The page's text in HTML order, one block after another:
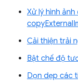
Xử lý hình
Cải thiện trải
Bật chế độ
Dọn dẹp các